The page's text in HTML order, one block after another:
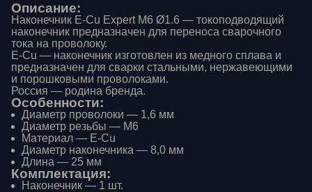
Описание:
Наконечник E-Cu Expert М6 Ø1.6 — токоподводящий
наконечник предназначен для переноса сварочного
тока на проволоку.
E-Cu — наконечник изготовлен из медного сплава и
предназначен для сварки стальными, нержавеющими
и порошковыми проволоками.
Россия — родина бренда.
Особенности:
Диаметр проволоки — 1,6 мм
Диаметр резьбы — М6
Материал — E-Cu
Диаметр наконечника — 8,0 мм
Длина — 25 мм
Комплектация:
Наконечник — 1 шт.